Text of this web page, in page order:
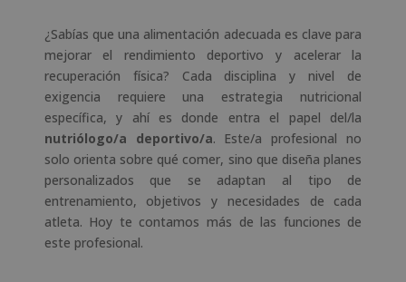
¿Sabías que una alimentación adecuada es clave para
mejorar el rendimiento deportivo y acelerar la
recuperación física? Cada disciplina y nivel de
exigencia requiere una estrategia nutricional
específica, y ahí es donde entra el papel del/la
nutriólogo/a deportivo/a. Este/a profesional no
solo orienta sobre qué comer, sino que diseña planes
personalizados que se adaptan al tipo de
entrenamiento, objetivos y necesidades de cada
atleta. Hoy te contamos más de las funciones de
este profesional.